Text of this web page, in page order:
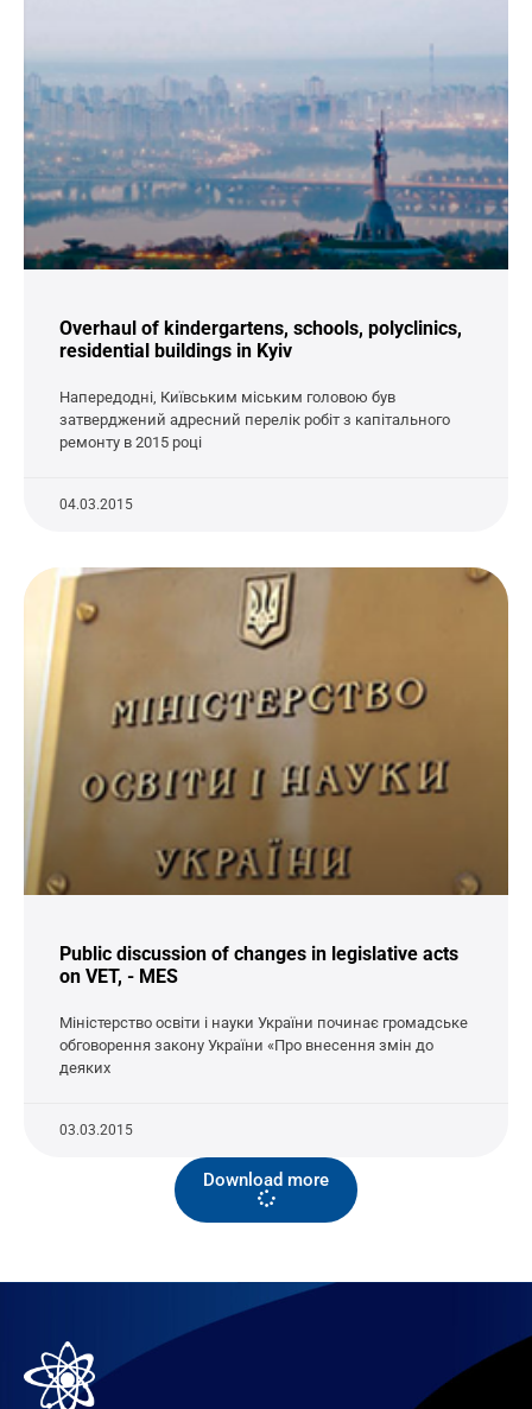
Overhaul of kindergartens, schools, polyclinics,
residential buildings in Kyiv
Напередодні, Київським міським головою був
затверджений адресний перелік робіт з капітального
ремонту в 2015 році
04.03.2015
Public discussion of changes in legislative acts
on VET, - MES
Міністерство освіти і науки України починає громадське
обговорення закону України «Про внесення змін до
деяких
03.03.2015
Download more